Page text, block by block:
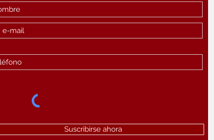
Suscribirse ahora